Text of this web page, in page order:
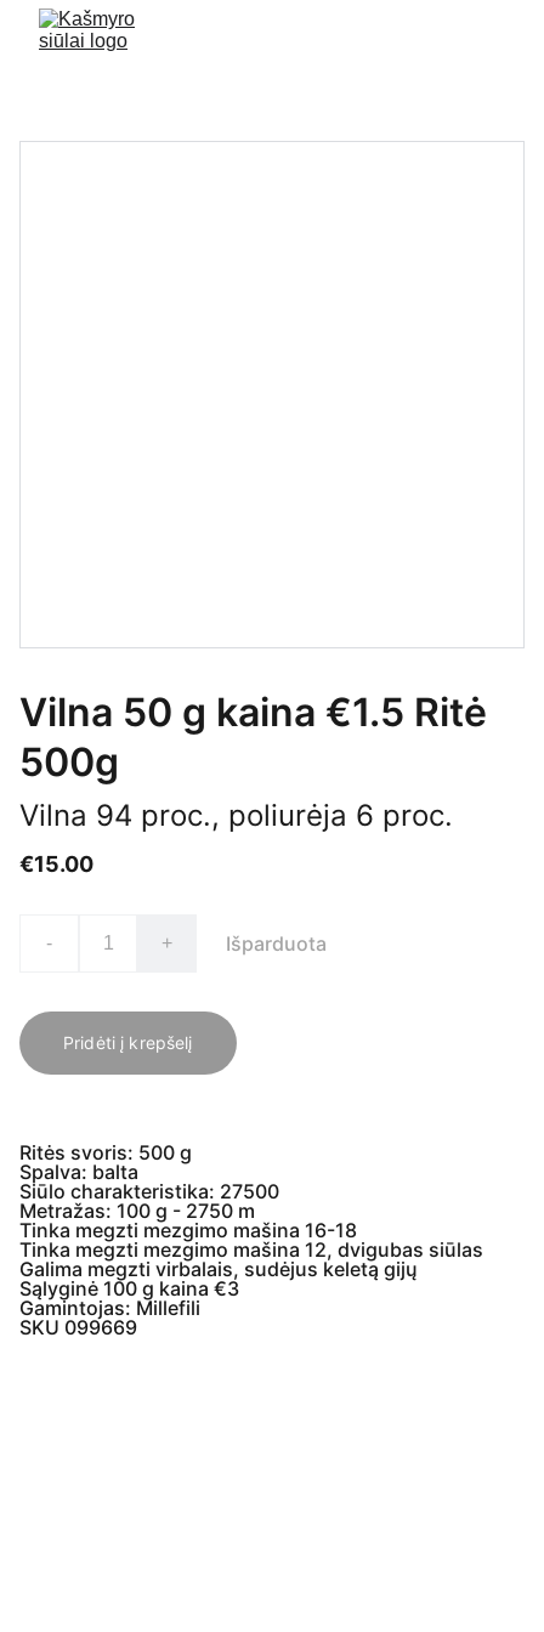
Vilna 50 g kaina €1.5 Ritė
500g
Vilna 94 proc., poliurėja 6 proc.
€15.00
- + Išparduota
Pridėti į krepšelį
Ritės svoris: 500 g
Spalva: balta
Siūlo charakteristika: 27500
Metražas: 100 g - 2750 m
Tinka megzti mezgimo mašina 16-18
Tinka megzti mezgimo mašina 12, dvigubas siūlas
Galima megzti virbalais, sudėjus keletą gijų
Sąlyginė 100 g kaina €3
Gamintojas: Millefili
SKU 099669